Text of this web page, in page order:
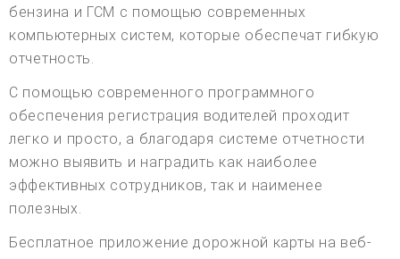
бензина и ГСМ с помощью современных
компьютерных систем, которые обеспечат гибкую
отчетность.
С помощью современного программного
обеспечения регистрация водителей проходит
легко и просто, а благодаря системе отчетности
можно выявить и наградить как наиболее
эффективных сотрудников, так и наименее
полезных.
Бесплатное приложение дорожной карты на веб-